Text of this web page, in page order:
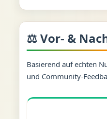
⚖️ Vor- &
Basierend auf echten
und Community-